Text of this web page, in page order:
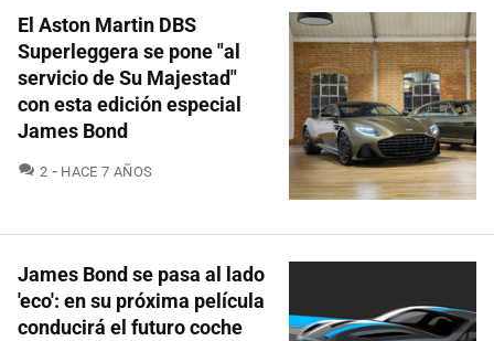
El Aston Martin DBS
Superleggera se pone "al
servicio de Su Majestad"
con esta edición especial
James Bond
2 COMENTARIOS
HACE 7 AÑOS
James Bond se pasa al lado
'eco': en su próxima película
conducirá el futuro coche